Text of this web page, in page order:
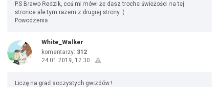
P.S Brawo Redzik, coś mi mówi że dasz troche świeżości na tej
stronce ale tym razem z drugiej strony :)
Powodzenia
White_Walker
komentarzy: 312
24.01.2019, 12:30
Liczę na grad soczystych gwizdów !